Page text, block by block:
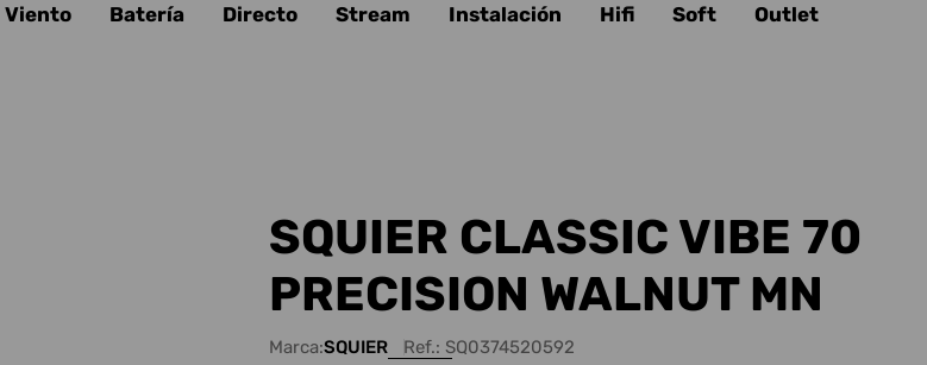
s
g
i
ó
Viento Batería Directo Stream Instalación Hifi Soft
Outlet
SQUIER CLASSIC VIBE 70
PRECISION WALNUT MN
Marca:SQUIER Ref.: SQ0374520592